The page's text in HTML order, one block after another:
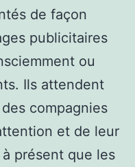
de façon
publicitaires
ou
Ils attendent
compagnies
et de leur
présent que les